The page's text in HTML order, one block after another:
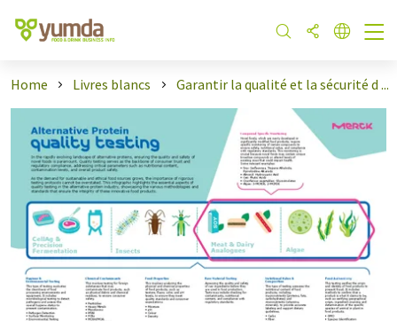
Home Livres blancs Garantir la qualité et la sécurité d ...